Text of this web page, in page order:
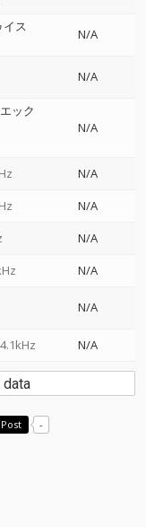
イス
N/A
N/A
エック
N/A
N/A
N/A
N/A
N/A
N/A
N/A
Post -